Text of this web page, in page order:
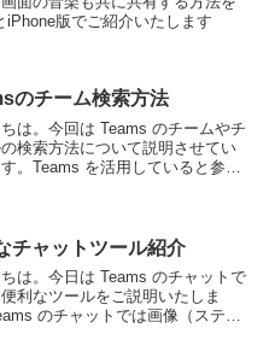
iPhone版でご紹介いたします
のチーム検索方法
ちは。今回は Teams のチームやチ
検索方法について説明させてい
。Teams を活用していると参加
そ...
チャットツール紹介
は。今日は Teams のチャットで
利なツールをご説明いたしま
のチャットでは画像（ステッ